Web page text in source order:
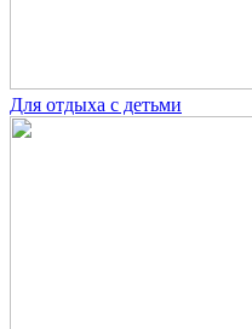
Для отдыха с детьми